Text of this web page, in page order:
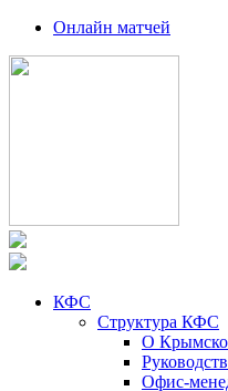
Онлайн матчей
КФС
Структура КФС
О
Офис-